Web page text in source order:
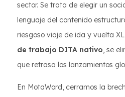
sector. Se trata de elegir un
lenguaje del contenido
riesgoso viaje de ida y vuelta
de trabajo DITA nativo, se
que retrasa los lanzamientos
En MotaWord, cerramos la